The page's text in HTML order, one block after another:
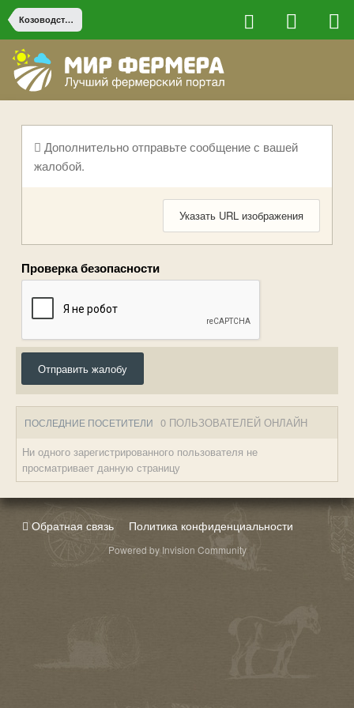
Козоводство
Дополнительно отправьте сообщение с вашей
жалобой.
Указать URL изображения
Проверка безопасности
Отправить жалобу
ПОСЛЕДНИЕ ПОСЕТИТЕЛИ 0 ПОЛЬЗОВАТЕЛЕЙ ОНЛАЙН
Ни одного зарегистрированного пользователя не
просматривает данную страницу
Обратная связь Политика конфиденциальности
Powered by Invision Community